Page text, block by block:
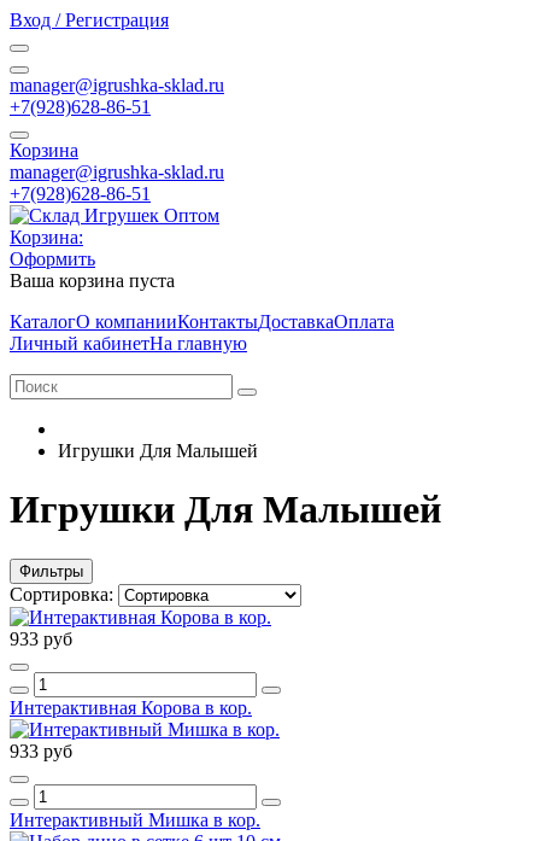
Вход / Регистрация
manager@igrushka-sklad.ru
+7(928)628-86-51
Корзина
manager@igrushka-sklad.ru
+7(928)628-86-51
Корзина:
Оформить
Ваша корзина пуста
КаталогО компанииКонтактыДоставкаОплата
Личный кабинетНа главную
Игрушки Для Малышей
Игрушки Для Малышей
Фильтры
Сортировка:
933 руб
Интерактивная Корова в кор.
933 руб
Интерактивный Мишка в кор.